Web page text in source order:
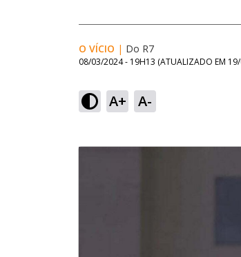
O VÍCIO | Do R7
08/03/2024 - 19H13 (ATUALIZADO EM
A+ A-